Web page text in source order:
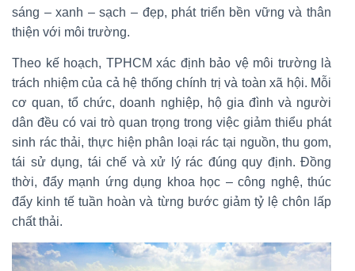
sáng – xanh – sạch – đẹp, phát triển bền vững và thân
thiện với môi trường.
Theo kế hoạch, TPHCM xác định bảo vệ môi trường là
trách nhiệm của cả hệ thống chính trị và toàn xã hội. Mỗi
cơ quan, tổ chức, doanh nghiệp, hộ gia đình và người
dân đều có vai trò quan trọng trong việc giảm thiểu phát
sinh rác thải, thực hiện phân loại rác tại nguồn, thu gom,
tái sử dụng, tái chế và xử lý rác đúng quy định. Đồng
thời, đẩy mạnh ứng dụng khoa học – công nghệ, thúc
đẩy kinh tế tuần hoàn và từng bước giảm tỷ lệ chôn lấp
chất thải.